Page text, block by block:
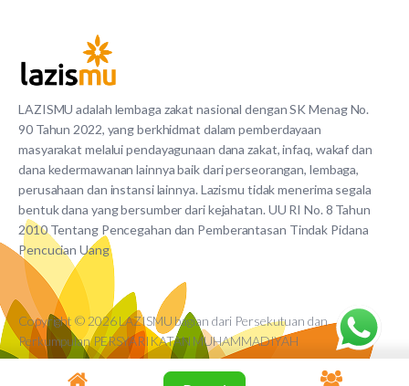
LAZISMU adalah lembaga zakat nasional dengan SK Menag No.
90 Tahun 2022, yang berkhidmat dalam pemberdayaan
masyarakat melalui pendayagunaan dana zakat, infaq, wakaf dan
dana kedermawanan lainnya baik dari perseorangan, lembaga,
perusahaan dan instansi lainnya. Lazismu tidak menerima segala
bentuk dana yang bersumber dari kejahatan. UU RI No. 8 Tahun
2010 Tentang Pencegahan dan Pemberantasan Tindak Pidana
Pencucian Uang
Copyright © 2026 LAZISMU bagian dari Persekutuan dan
Perkumpulan PERSYARIKATAN MUHAMMADIYAH